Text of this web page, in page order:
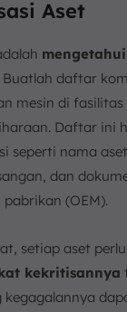
Aset
Buatlah daftar
mesin di
Daftar ini
seperti nama
dan
(OEM).
setiap aset
kekritisannya
kegagalannya